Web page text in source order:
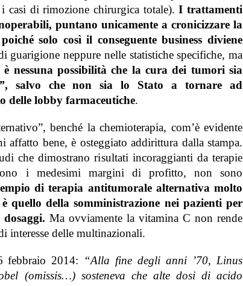
casi di rimozione chirurgica totale).I trattamenti
puntano unicamente a cronicizzare la
solo così il conseguente business diviene
guarigione neppure nelle statistiche specifiche, ma
nessuna possibilità che la cura dei tumori sia
, salvo che non sia lo Stato a tornare ad
delle lobby farmaceutiche.
benché la chemioterapia, com’è evidente
bene, è osteggiato addirittura dalla stampa.
che dimostrano risultati incoraggianti da terapie
i medesimi margini di profitto, non sono
di terapia antitumorale alternativa molto
della somministrazione nei pazienti per
Ma ovviamente la vitamina C non rende
interesse delle multinazionali.
febbraio 2014: “Alla fine degli anni ’70, Linus
(omissis…) sosteneva che alte dosi di acido